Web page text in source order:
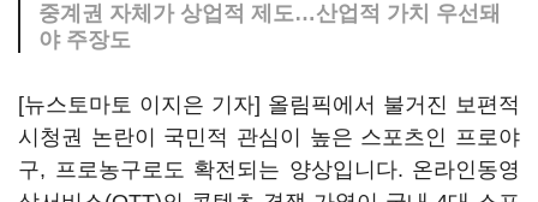
중계권 자체가 상업적 제도…산업적 가치 우선돼
야 주장도
[뉴스토마토 이지은 기자] 올림픽에서 불거진 보편적
시청권 논란이 국민적 관심이 높은 스포츠인 프로야
구, 프로농구로도 확전되는 양상입니다. 온라인동영